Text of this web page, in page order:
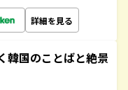
詳細を見る
韓国のことばと絶景